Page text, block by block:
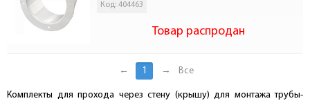
Код: 404463
Товар распродан
← 1 → Все
Комплекты для прохода через стену (крышу) для монтажа трубы-